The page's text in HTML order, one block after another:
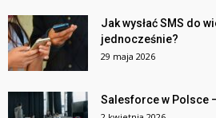
Jak wysłać SMS do
jednocześnie?
29 maja 2026
Salesforce w Polsce